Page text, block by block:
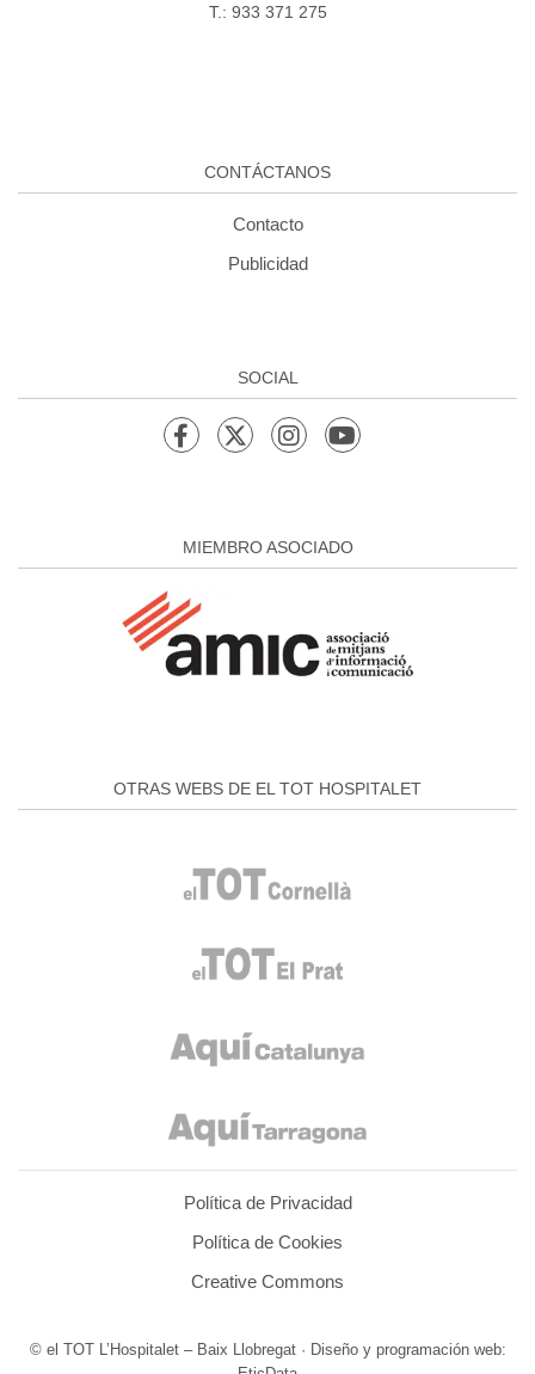
T.: 933 371 275
CONTÁCTANOS
Contacto
Publicidad
SOCIAL
MIEMBRO ASOCIADO
OTRAS WEBS DE EL TOT HOSPITALET
Política de Privacidad
Política de Cookies
Creative Commons
© el TOT L’Hospitalet – Baix Llobregat · Diseño y programación web: